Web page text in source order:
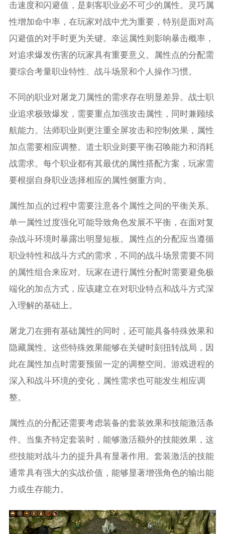
击速度和闪避值，是刺客职业必不可少的属性。灵巧属
性增加命中率，在玩家对战中尤为重要，特别是面对高
闪避值的对手时更为关键。幸运属性则影响暴击概率，
对追求爆发伤害的玩家具有重要意义。属性点的分配需
要综合考量职业特性、战斗场景和个人操作习惯。
不同的职业对屠龙刀属性的需求存在明显差异。战士职
业追求极致爆发，需要重点加强攻击属性，同时兼顾续
航能力。法师职业则更注重全屏攻击和控制效果，属性
加点需要相应调整。道士职业则要平衡召唤能力和消耗
战需求。每个职业都有其最优的属性搭配方案，玩家需
要根据自身职业选择相应的属性侧重方向。
属性加点的过程中需要注意各个属性之间的平衡关系。
单一属性过度强化可能导致角色发展不平衡，在面对复
杂战斗环境时暴露出明显短板。属性点的分配应当遵循
职业特性和战斗方式的需求，不同的战斗场景需要不同
的属性组合来应对。玩家在进行属性分配时需要避免极
端化的加点方式，应该建立在对职业特点和战斗方式深
入理解的基础上。
屠龙刀在拥有基础属性的同时，还可能具备特殊效果和
隐藏属性。这些特殊效果能够在关键时刻扭转战局，因
此在属性加点时需要预留一定的调整空间。游戏进程的
深入和战斗环境的变化，属性需求也可能发生相应调
整。
属性点的分配还需要考虑装备的套装效果和技能激活条
件。当集齐特定套装时，能够激活额外的技能效果，这
些技能对战斗力的提升具有显著作用。套装激活的技能
通常具有强大的实战价值，能够显著增强角色的输出能
力或生存能力。